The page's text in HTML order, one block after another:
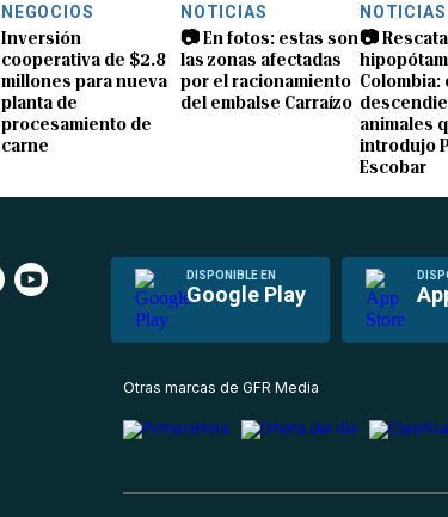
NEGOCIOS
Inversión
cooperativa de $2.8
millones para nueva
planta de
procesamiento de
carne
NOTICIAS
📷 En fotos: estas son
las zonas afectadas
por el racionamiento
del embalse Carraízo
NOTICIAS
📷
Colombia:
animales
introdujo
Escobar
DISPONIBLE EN
Google Play
Otras marcas de GFR Media